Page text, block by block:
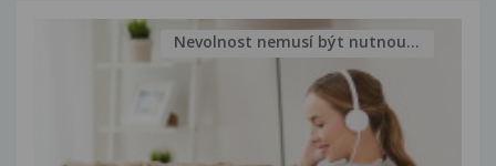
Nevolnost nemusí být nutnou...